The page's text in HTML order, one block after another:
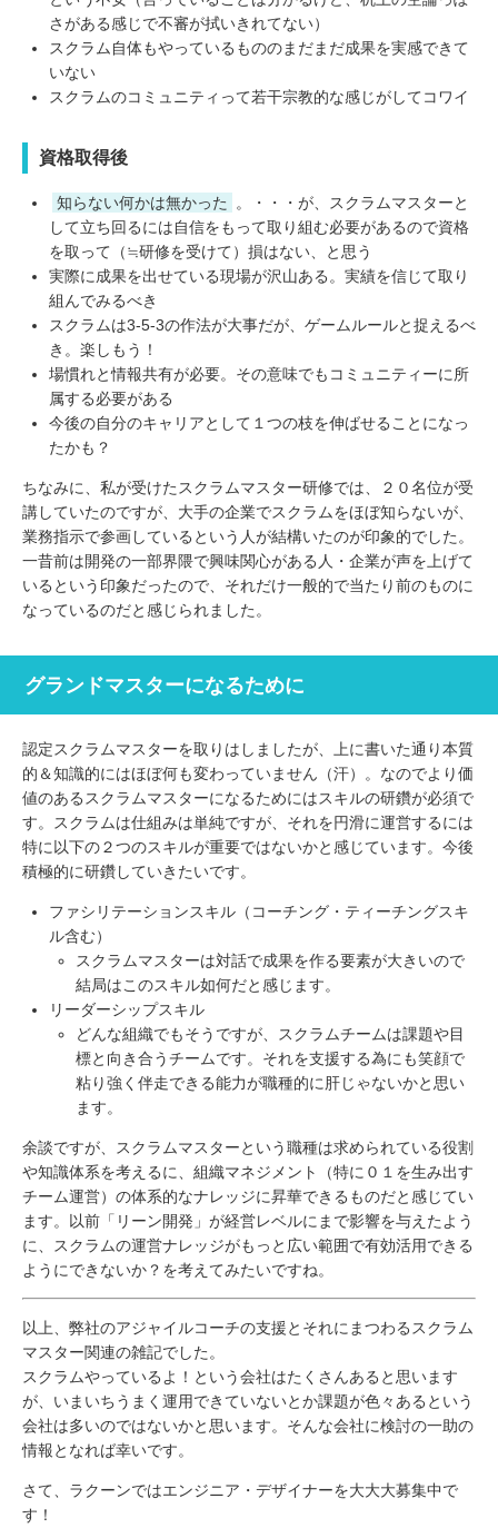
さがある感じで不審が拭いきれてない）
スクラム自体もやっているもののまだまだ成果を実感できて
いない
スクラムのコミュニティって若干宗教的な感じがしてコワイ
資格取得後
知らない何かは無かった
。・・・が、スクラムマスターと
して立ち回るには自信をもって取り組む必要があるので資格
を取って（≒研修を受けて）損はない、と思う
実際に成果を出せている現場が沢山ある。実績を信じて取り
組んでみるべき
スクラムは3-5-3の作法が大事だが、ゲームルールと捉えるべ
き。楽しもう！
場慣れと情報共有が必要。その意味でもコミュニティーに所
属する必要がある
今後の自分のキャリアとして１つの枝を伸ばせることになっ
たかも？
ちなみに、私が受けたスクラムマスター研修では、２０名位が受
講していたのですが、大手の企業でスクラムをほぼ知らないが、
業務指示で参画しているという人が結構いたのが印象的でした。
一昔前は開発の一部界隈で興味関心がある人・企業が声を上げて
いるという印象だったので、それだけ一般的で当たり前のものに
なっているのだと感じられました。
グランドマスターになるために
認定スクラムマスターを取りはしましたが、上に書いた通り本質
的＆知識的にはほぼ何も変わっていません（汗）。なのでより価
値のあるスクラムマスターになるためにはスキルの研鑽が必須で
す。スクラムは仕組みは単純ですが、それを円滑に運営するには
特に以下の２つのスキルが重要ではないかと感じています。今後
積極的に研鑽していきたいです。
ファシリテーションスキル（コーチング・ティーチングスキ
ル含む）
スクラムマスターは対話で成果を作る要素が大きいので
結局はこのスキル如何だと感じます。
リーダーシップスキル
どんな組織でもそうですが、スクラムチームは課題や目
標と向き合うチームです。それを支援する為にも笑顔で
粘り強く伴走できる能力が職種的に肝じゃないかと思い
ます。
余談ですが、スクラムマスターという職種は求められている役割
や知識体系を考えるに、組織マネジメント（特に０１を生み出す
チーム運営）の体系的なナレッジに昇華できるものだと感じてい
ます。以前「リーン開発」が経営レベルにまで影響を与えたよう
に、スクラムの運営ナレッジがもっと広い範囲で有効活用できる
ようにできないか？を考えてみたいですね。
以上、弊社のアジャイルコーチの支援とそれにまつわるスクラム
マスター関連の雑記でした。
スクラムやっているよ！という会社はたくさんあると思います
が、いまいちうまく運用できていないとか課題が色々あるという
会社は多いのではないかと思います。そんな会社に検討の一助の
情報となれば幸いです。
さて、ラクーンではエンジニア・デザイナーを大大大募集中で
す！